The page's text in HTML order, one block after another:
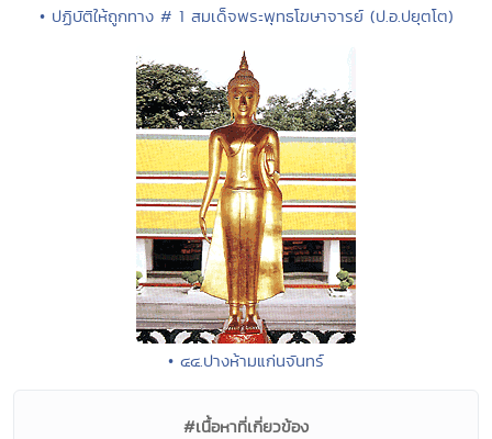
• ปฏิบัติให้ถูกทาง # 1 สมเด็จพระพุทธโฆษาจารย์ (ป.อ.ปยุตโต)
• ๔๔.ปางห้ามแก่นจันทร์
#เนื้อหาที่เกี่ยวข้อง